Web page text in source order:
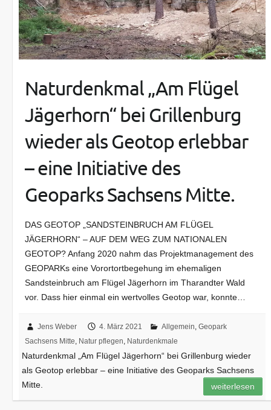
Naturdenkmal „Am Flügel
Jägerhorn“ bei Grillenburg
wieder als Geotop erlebbar
– eine Initiative des
Geoparks Sachsens Mitte.
DAS GEOTOP „SANDSTEINBRUCH AM FLÜGEL
JÄGERHORN“ – AUF DEM WEG ZUM NATIONALEN
GEOTOP? Anfang 2020 nahm das Projektmanagement des
GEOPARKs eine Vorortortbegehung im ehemaligen
Sandsteinbruch am Flügel Jägerhorn im Tharandter Wald
vor. Dass hier einmal ein wertvolles Geotop war, konnte…
Jens Weber 4. März 2021 Allgemein,Geopark
Sachsens Mitte, Natur pflegen, Naturdenkmale
Naturdenkmal „Am Flügel Jägerhorn“ bei Grillenburg wieder
als Geotop erlebbar – eine Initiative des Geoparks Sachsens
Mitte.
weiterlesen